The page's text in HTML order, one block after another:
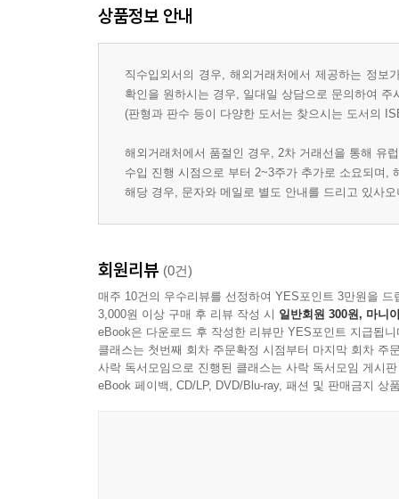
상품정보 안내
직수입외서의 경우, 해외거래처에서 제공하는 정
확인을 원하시는 경우, 일대일 상담으로 문의하여 주
(판형과 판수 등이 다양한 도서는 찾으시는 도서의
해외거래처에서 품절인 경우, 2차 거래선을 통해 유
수입 진행 시점으로 부터 2~3주가 추가로 소요되며,
해당 경우, 문자와 메일로 별도 안내를 드리고 있사
회원리뷰 (0건)
매주 10건의 우수리뷰를 선정하여 YES포인트 3만원을 드
3,000원 이상 구매 후 리뷰 작성 시 일반회원 300원, 마니
eBook은 다운로드 후 작성한 리뷰만 YES포인트 지급됩니
클래스는 첫번째 회차 주문확정 시점부터 마지막 회차 주
사락 독서모임으로 진행된 클래스는 사락 독서모임 게시
eBook 페이백, CD/LP, DVD/Blu-ray, 패션 및 판매금지 상